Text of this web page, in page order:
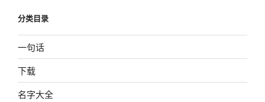
分类目录
一句话
下载
名字大全